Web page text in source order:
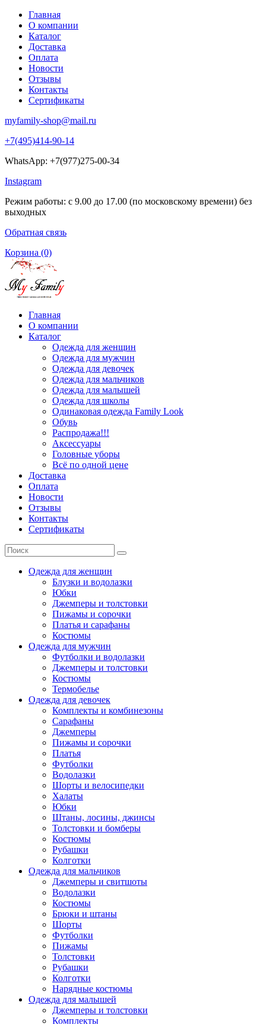
Главная
О компании
Каталог
Доставка
Оплата
Новости
Отзывы
Контакты
Сертификаты
myfamily-shop@mail.ru
+7(495)414-90-14
WhatsApp: +7(977)275-00-34
Instagram
Режим работы: с 9.00 до 17.00 (по московскому времени) без
выходных
Обратная связь
Корзина (0)
Главная
О компании
Каталог
Одежда для женщин
Одежда для мужчин
Одежда для девочек
Одежда для мальчиков
Одежда для малышей
Одежда для школы
Одинаковая одежда Family Look
Обувь
Распродажа!!!
Аксессуары
Головные уборы
Всё по одной цене
Доставка
Оплата
Новости
Отзывы
Контакты
Сертификаты
Одежда для женщин
Блузки и водолазки
Юбки
Джемперы и толстовки
Пижамы и сорочки
Платья и сарафаны
Костюмы
Одежда для мужчин
Футболки и водолазки
Джемперы и толстовки
Костюмы
Термобелье
Одежда для девочек
Комплекты и комбинезоны
Сарафаны
Джемперы
Пижамы и сорочки
Платья
Футболки
Водолазки
Шорты и велосипедки
Халаты
Юбки
Штаны, лосины, джинсы
Толстовки и бомберы
Костюмы
Рубашки
Колготки
Одежда для мальчиков
Джемперы и свитшоты
Водолазки
Костюмы
Брюки и штаны
Шорты
Футболки
Пижамы
Толстовки
Рубашки
Колготки
Нарядные костюмы
Одежда для малышей
Джемперы и толстовки
Комплекты